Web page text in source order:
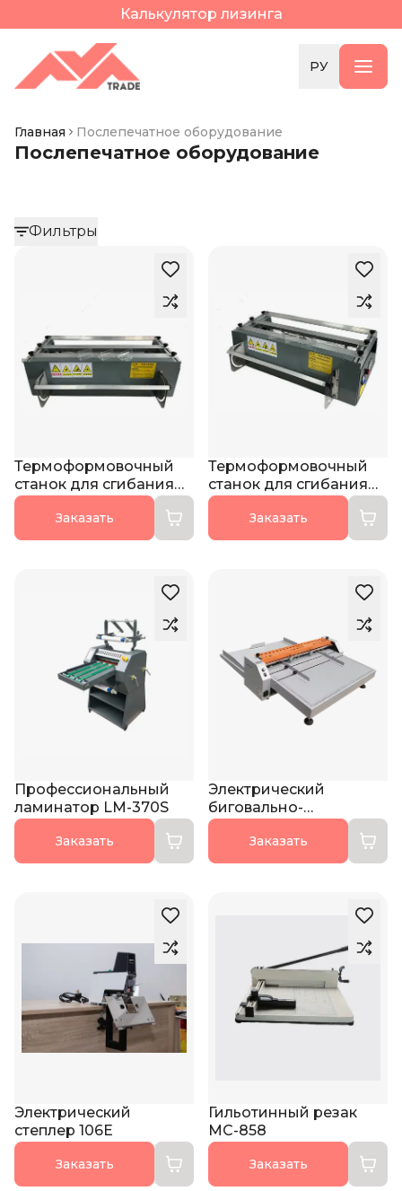
Калькулятор лизинга
РУ
Главная Послепечатное оборудование
Послепечатное оборудование
Фильтры
Термоформовочный
станок для сгибания
акрила ZW-OO12BD-L
Заказать
Термоформовочный
станок для сгибания
акрила ZW-OOO6BD-L
Заказать
Профессиональный
ламинатор LM-370S
Заказать
Электрический
биговально-
перфорационный
станок PC-650SA
Заказать
Электрический
степлер 106E
Заказать
Гильотинный резак
MC-858
Заказать